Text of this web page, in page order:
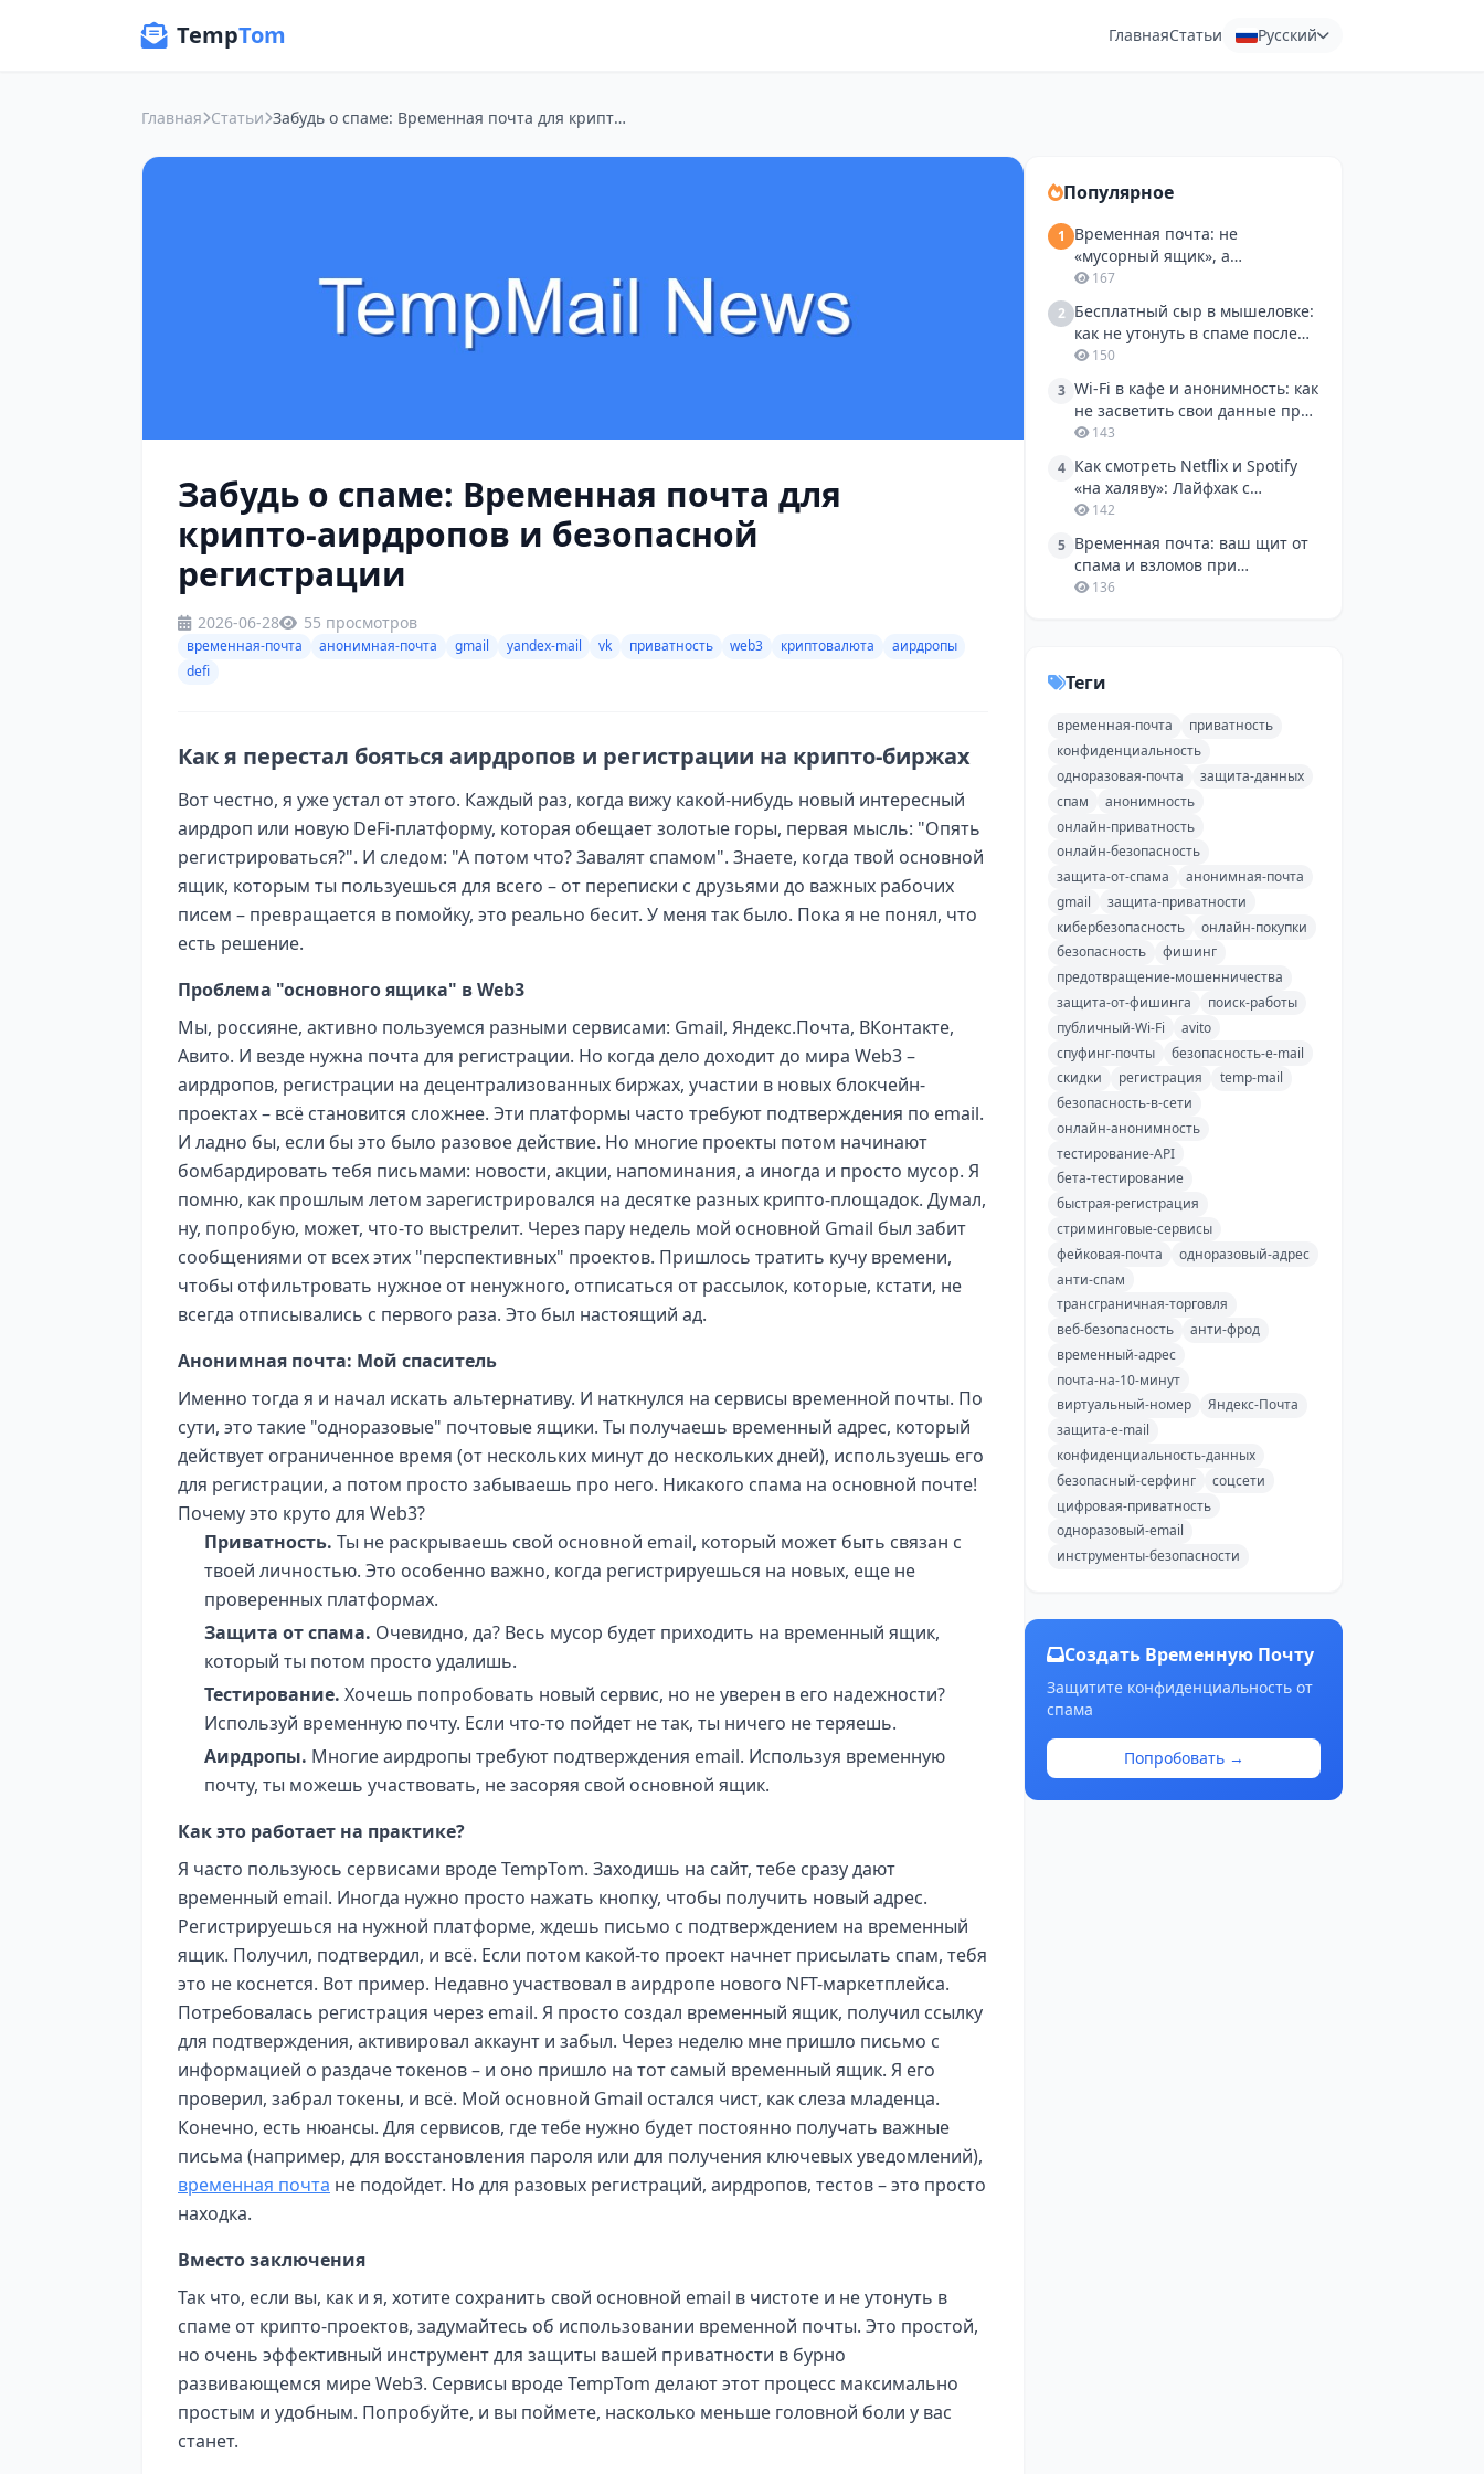
TempTom ГлавнаяСтатьи Русский
Главная Статьи Забудь о спаме: Временная почта для крипто-аирдропов и безопасной регистрации
Забудь о спаме: Временная почта для
крипто-аирдропов и безопасной
регистрации
2026-06-28 55 просмотров
временная-почта анонимная-почта gmail yandex-mail vk приватность web3 криптовалюта
аирдропы
defi
Как я перестал бояться аирдропов и регистрации на крипто-биржах
Вот честно, я уже устал от этого. Каждый раз, когда вижу какой-нибудь новый интересный
аирдроп или новую DeFi-платформу, которая обещает золотые горы, первая мысль: "Опять
регистрироваться?". И следом: "А потом что? Завалят спамом". Знаете, когда твой основной
ящик, которым ты пользуешься для всего – от переписки с друзьями до важных рабочих
писем – превращается в помойку, это реально бесит. У меня так было. Пока я не понял, что
есть решение.
Проблема "основного ящика" в Web3
Мы, россияне, активно пользуемся разными сервисами: Gmail, Яндекс.Почта, ВКонтакте,
Авито. И везде нужна почта для регистрации. Но когда дело доходит до мира Web3 –
аирдропов, регистрации на децентрализованных биржах, участии в новых блокчейн-
проектах – всё становится сложнее. Эти платформы часто требуют подтверждения по email.
И ладно бы, если бы это было разовое действие. Но многие проекты потом начинают
бомбардировать тебя письмами: новости, акции, напоминания, а иногда и просто мусор. Я
помню, как прошлым летом зарегистрировался на десятке разных крипто-площадок. Думал,
ну, попробую, может, что-то выстрелит. Через пару недель мой основной Gmail был забит
сообщениями от всех этих "перспективных" проектов. Пришлось тратить кучу времени,
чтобы отфильтровать нужное от ненужного, отписаться от рассылок, которые, кстати, не
всегда отписывались с первого раза. Это был настоящий ад.
Анонимная почта: Мой спаситель
Именно тогда я и начал искать альтернативу. И наткнулся на сервисы временной почты. По
сути, это такие "одноразовые" почтовые ящики. Ты получаешь временный адрес, который
действует ограниченное время (от нескольких минут до нескольких дней), используешь его
для регистрации, а потом просто забываешь про него. Никакого спама на основной почте!
Почему это круто для Web3?
Приватность. Ты не раскрываешь свой основной email, который может быть связан с
твоей личностью. Это особенно важно, когда регистрируешься на новых, еще не
проверенных платформах.
Защита от спама. Очевидно, да? Весь мусор будет приходить на временный ящик,
который ты потом просто удалишь.
Тестирование. Хочешь попробовать новый сервис, но не уверен в его надежности?
Используй временную почту. Если что-то пойдет не так, ты ничего не теряешь.
Аирдропы. Многие аирдропы требуют подтверждения email. Используя временную
почту, ты можешь участвовать, не засоряя свой основной ящик.
Как это работает на практике?
Я часто пользуюсь сервисами вроде TempTom. Заходишь на сайт, тебе сразу дают
временный email. Иногда нужно просто нажать кнопку, чтобы получить новый адрес.
Регистрируешься на нужной платформе, ждешь письмо с подтверждением на временный
ящик. Получил, подтвердил, и всё. Если потом какой-то проект начнет присылать спам, тебя
это не коснется. Вот пример. Недавно участвовал в аирдропе нового NFT-маркетплейса.
Потребовалась регистрация через email. Я просто создал временный ящик, получил ссылку
для подтверждения, активировал аккаунт и забыл. Через неделю мне пришло письмо с
информацией о раздаче токенов – и оно пришло на тот самый временный ящик. Я его
проверил, забрал токены, и всё. Мой основной Gmail остался чист, как слеза младенца.
Конечно, есть нюансы. Для сервисов, где тебе нужно будет постоянно получать важные
письма (например, для восстановления пароля или для получения ключевых уведомлений),
временная почта не подойдет. Но для разовых регистраций, аирдропов, тестов – это просто
находка.
Вместо заключения
Так что, если вы, как и я, хотите сохранить свой основной email в чистоте и не утонуть в
спаме от крипто-проектов, задумайтесь об использовании временной почты. Это простой,
но очень эффективный инструмент для защиты вашей приватности в бурно
развивающемся мире Web3. Сервисы вроде TempTom делают этот процесс максимально
простым и удобным. Попробуйте, и вы поймете, насколько меньше головной боли у вас
станет.
Популярное
1
Временная почта: не
«мусорный ящик», а
инструмент для разработчика
и тестировщика
167
2 Бесплатный сыр в мышеловке:
как не утонуть в спаме после
пробной подписки и поиска
работы
150
3 Wi-Fi в кафе и анонимность: как
не засветить свои данные при
регистрации на сайтах
143
4 Как смотреть Netflix и Spotify
«на халяву»: Лайфхак с
одноразовой почтой
142
5 Временная почта: ваш щит от
спама и взломов при
регистрации в соцсетях и на
136
Теги
временная-почта
приватность
конфиденциальность
одноразовая-почта
защита-данных
спам
анонимность
онлайн-приватность
онлайн-безопасность
защита-от-спама
анонимная-почта
gmail
защита-приватности
кибербезопасность
онлайн-покупки
безопасность
фишинг
предотвращение-мошенничества
защита-от-фишинга
поиск-работы
публичный-Wi-Fi
avito
спуфинг-почты
безопасность-e-mail
скидки
регистрация
temp-mail
безопасность-в-сети
онлайн-анонимность
тестирование-API
бета-тестирование
быстрая-регистрация
стриминговые-сервисы
фейковая-почта
одноразовый-адрес
анти-спам
трансграничная-торговля
веб-безопасность
анти-фрод
временный-адрес
почта-на-10-минут
виртуальный-номер
Яндекс-Почта
защита-e-mail
конфиденциальность-данных
безопасный-серфинг
соцсети
цифровая-приватность
одноразовый-email
инструменты-безопасности
Создать Временную Почту
Защитите конфиденциальность от
спама
Попробовать →